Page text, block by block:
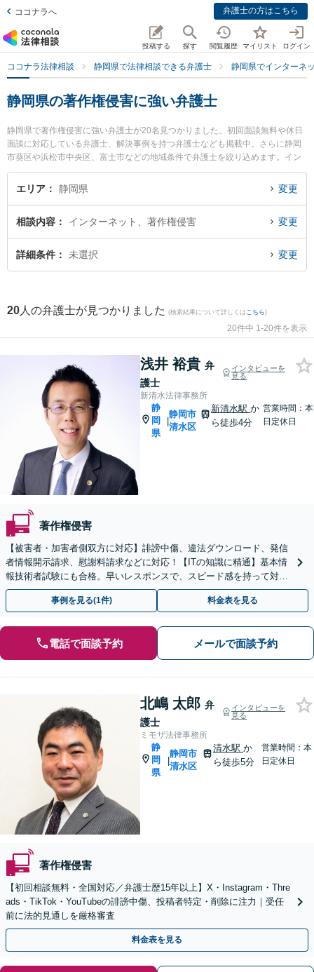
ココナラへ 弁護士の方はこちら
投稿する 探す 閲覧履歴 マイリスト ログイン
ココナラ法律相談 静岡県で法律相談できる弁護士 静岡県でインターネ
静岡県の著作権侵害に強い弁護士
静岡県で著作権侵害に強い弁護士が20名見つかりました。初回面談無料や休日
面談に対応している弁護士、解決事例を持つ弁護士なども掲載中。さらに静岡
市葵区や浜松市中央区、富士市などの地域条件で弁護士を絞り込めます。イン
ターネットに関係する誹謗中傷や名誉毀損、個人特定等の細かな分野での絞り
込み検索もでき便利です。特に新清水法律事務所の浅井 裕貴弁護士やミモザ法
生した著作権侵害のトラブルを今すぐに弁護士に相談したい』『著作権侵害の
トラブル解決の実績豊富な近くの弁護士を検索したい』『初回相談無料で著作
権侵害を法律相談できる静岡県内の弁護士に相談予約したい』などでお困りの
エリア 静岡県 変更
相談内容 インターネット、著作権侵害 変更
詳細条件 未選択 変更
20 人の弁護士が見つかりました (検索結果について詳しくは こちら)
20件中 1-20件を表示
浅井 裕貴 弁
護士
インタビューを
見る
新清水法律事務所
静
岡
県
|
静岡市
清水区
新清水駅か
ら徒歩4分
営業時間：本
日定休日
著作権侵害
【被害者・加害者側双方に対応】誹謗中傷、違法ダウンロード、発信
者情報開示請求、慰謝料請求などに対応！【ITの知識に精通】基本情
報技術者試験にも合格。早いレスポンスで、スピード感を持って対応
します。【Torrent（トレント）に関する相談◎】
事例を見る(1件) 料金表を見る
電話で面談予約 メールで面談予約
北嶋 太郎 弁
護士
インタビューを
見る
ミモザ法律事務所
静
岡
県
|
静岡市
清水区
清水駅 か
ら徒歩5分
営業時間：本
日定休日
著作権侵害
【初回相談無料・全国対応／弁護士歴15年以上】X・Instagram・Thre
ads・TikTok・YouTubeの誹謗中傷、投稿者特定・削除に注力｜受任
前に法的見通しを厳格審査
料金表を見る